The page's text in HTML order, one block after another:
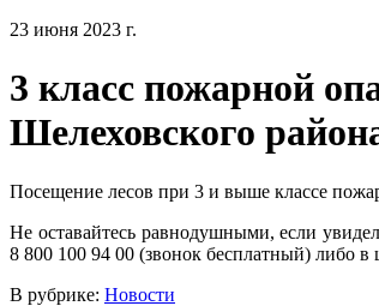
23 июня 2023 г.
3 класс пожарной
Шелеховского
Посещение лесов при 3 и выше классе
Не оставайтесь равнодушными, если
8 800 100 94 00 (звонок бесплатный) либо в
В рубрике: Новости